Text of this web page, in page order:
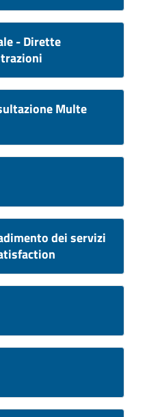
- Dirette
Multe
dei servizi